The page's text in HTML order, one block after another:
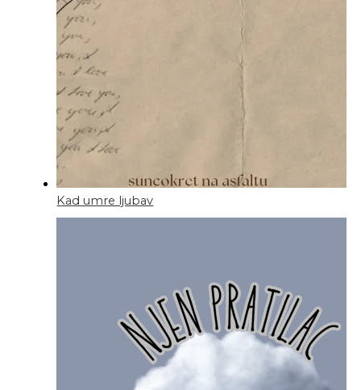
Kad umre ljubav